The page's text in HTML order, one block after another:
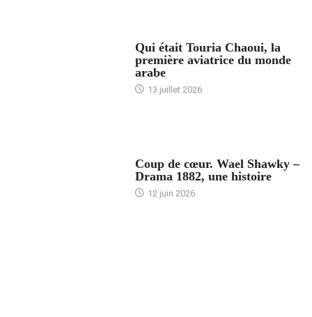
Qui était Touria Chaoui, la
première aviatrice du monde
arabe
13 juillet 2026
Coup de cœur. Wael Shawky –
Drama 1882, une histoire
12 juin 2026